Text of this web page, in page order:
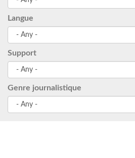
Langue
Support
Genre journalistique